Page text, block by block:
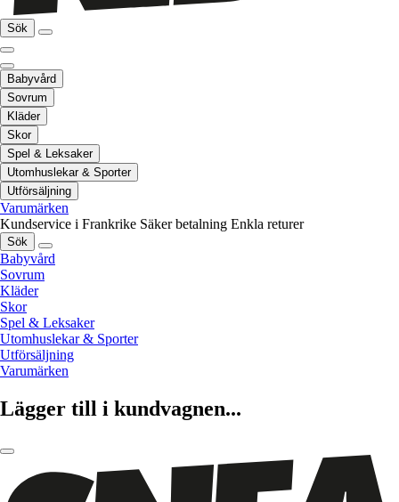
Sök
Babyvård
Sovrum
Kläder
Skor
Spel & Leksaker
Utomhuslekar & Sporter
Utförsäljning
Varumärken
Kundservice i Frankrike Säker betalning Enkla returer
Sök
Babyvård
Sovrum
Kläder
Skor
Spel & Leksaker
Utomhuslekar & Sporter
Utförsäljning
Varumärken
Lägger till i kundvagnen...